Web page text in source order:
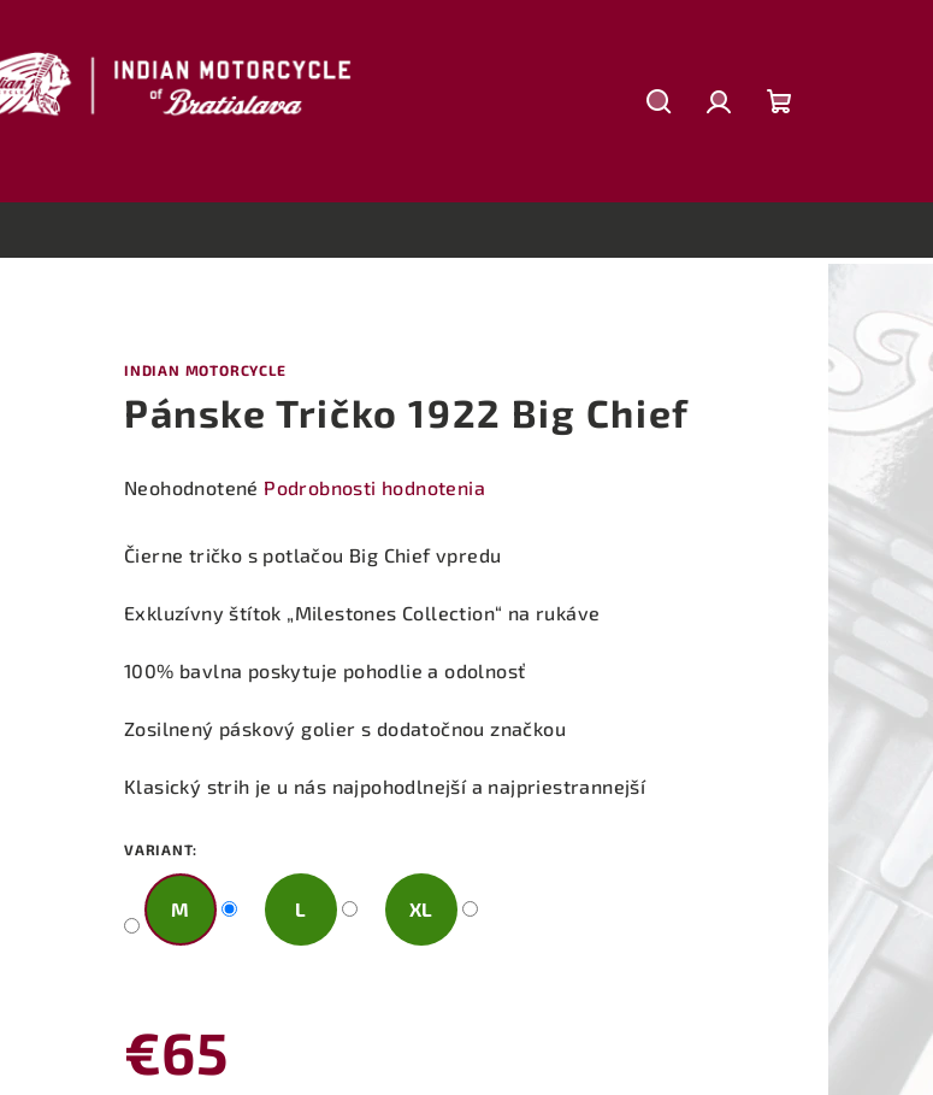
košík
INDIAN MOTORCYCLE
Pánske Tričko 1922 Big Chief
Priemerné
produktu
0,0
Neohodnotené Podrobnosti hodnotenia
Čierne tričko s potlačou Big Chief vpredu
Exkluzívny štítok „Milestones Collection“ na rukáve
100% bavlna poskytuje pohodlie a odolnosť
Zosilnený páskový golier s dodatočnou značkou
Klasický strih je u nás najpohodlnejší a najpriestrannejší
VARIANT:
M L XL
€65